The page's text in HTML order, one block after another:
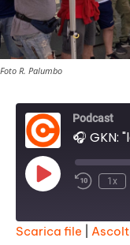
Foto R. Palumbo
Podcast
P
l
E
p
1x
Scarica file